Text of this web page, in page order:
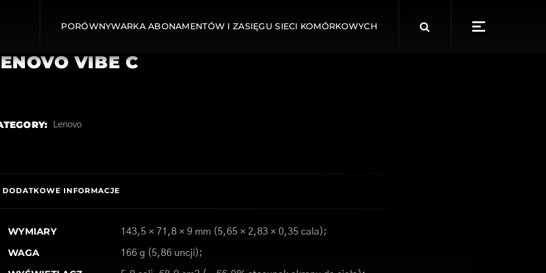
PORÓWNYWARKA ABONAMENTÓW I ZASIĘGU SIECI KOMÓRKOWYCH
for:
VIBE C
Lenovo
DODATKOWE INFORMACJE
WYMIARY 143,5 × 71,8 × 9 mm (5,65 × 2,83 × 0,35 cala);
WAGA 166 g (5,86 uncji);